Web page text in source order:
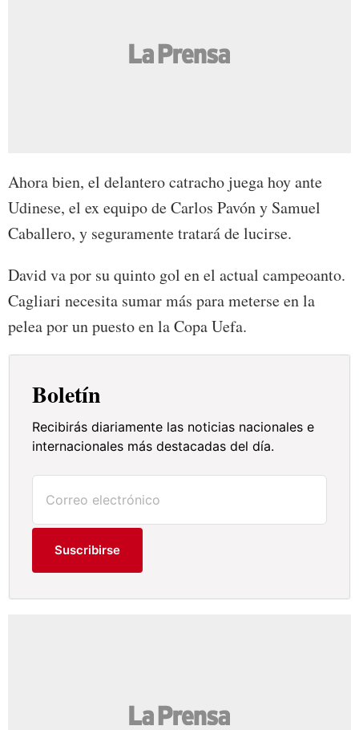
Ahora bien, el delantero catracho juega hoy ante
Udinese, el ex equipo de Carlos Pavón y Samuel
Caballero, y seguramente tratará de lucirse.
David va por su quinto gol en el actual campeoanto.
Cagliari necesita sumar más para meterse en la
pelea por un puesto en la Copa Uefa.
Boletín
Recibirás diariamente las noticias nacionales e
internacionales más destacadas del día.
Suscribirse